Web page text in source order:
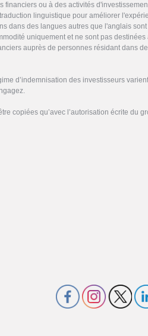
financiers ou à des activités
linguistique pour améliorer
dans des langues autres que l'anglais
uniquement et ne sont pas destinées
auprès de personnes résidant dans
d’indemnisation des investisseurs
copiées qu’avec l’autorisation écrite du